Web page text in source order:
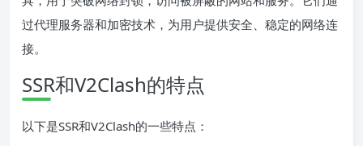
过代理服务器和加密技术，为用户提供安全、稳定的网络连
接。
SSR和V2Clash的特点
以下是SSR和V2Clash的一些特点：